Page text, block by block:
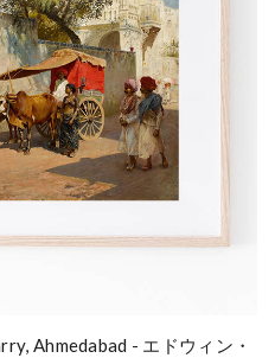
Ahmedabad - エドウィン・